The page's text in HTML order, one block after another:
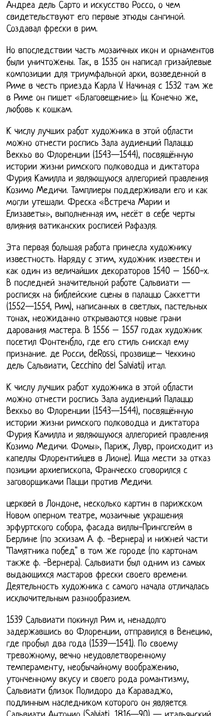
Андреа дель Сарто и искусство Россо, о чем
свидетельствуют его первые этюды сангиной.
Создавал фрески в рим.
Но впоследствии часть мозаичных икон и орнаментов
были уничтожены. Так, в 1535 он написал гризайлевые
композиции для триумфальной арки, возведенной в
Риме в честь приезда Карла V. Начиная с 1532 там же
в Риме он пишет «Благовещение» (ц. Конечно же,
любовь к кошкам.
К числу лучших работ художника в этой области
можно отнести роспись Зала аудиенций Палаццо
Веккьо во Флоренции (1543—1544), посвящённую
истории жизни римского полководца и диктатора
Фурия Камилла и являющуюся аллегорией правления
Козимо Медичи. Тамплиеры поддерживали его и как
могли утешали. Фреска «Встреча Марии и
Елизаветы», выполненная им, несёт в себе черты
влияния ватиканских росписей Рафаэля.
Эта первая большая работа принесла художнику
известность. Наряду с этим, художник известен и
как один из величайших декораторов 1540 – 1560-х.
В последней значительной работе Сальвиати —
росписях на библейские сцены в палаццо Саккетти
(1552—1554, Рим), написанных в светлых, пастельных
тонах, неожиданно открываются новые грани
дарования мастера. В 1556 – 1557 годах художник
посетил Фонтенбло, где его стиль снискал ему
признание. де Росси, deRossi, прозвище– Чеккино
дель Сальвиати, Cecchino del Salviati) итал.
К числу лучших работ художника в этой области
можно отнести роспись Зала аудиенций Палаццо
Веккьо во Флоренции (1543—1544), посвящённую
истории жизни римского полководца и диктатора
Фурия Камилла и являющуюся аллегорией правления
Козимо Медичи. Фомы», Париж, Лувр, происходит из
капеллы Флорентийцев в Лионе). Ища мести за отказ
позиции архиепископа, Франческо сговорился с
заговорщиками Пацци против Медичи.
церквей в Лондоне, несколько картин в парижском
Новом оперном театре, мозаичные украшения
эрфуртского собора, фасада виллы-Прингсгейм в
Берлине (по эскизам А. ф. -Вернера) и нижней части
"Памятника побед" в том же городе (по картонам
также ф. -Вернера). Сальвиати был одним из самых
выдающихся мастаров фрески своего времени.
Деятельность художника с самого начала отличалась
исключительным разнообразием.
1539 Сальвиати покинул Рим и, ненадолго
задержавшись во Флоренции, отправился в Венецию,
где пробыл два года (1539—1541). По своему
тревожному, вечно неудовлетворенному
темпераменту, необычайному воображению,
утонченному вкусу и своего рода романтизму,
Сальвиати близок Полидоро да Караваджо,
подлинным наследником которого он является.